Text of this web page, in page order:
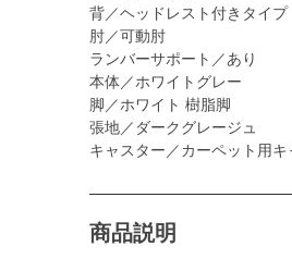
背／ヘッドレスト付きタイプ
肘／可動肘
ランバーサポート／あり
本体／ホワイトグレー
脚／ホワイト 樹脂脚
張地／ダークグレージュ
キャスター／カーペット用キ
商品説明